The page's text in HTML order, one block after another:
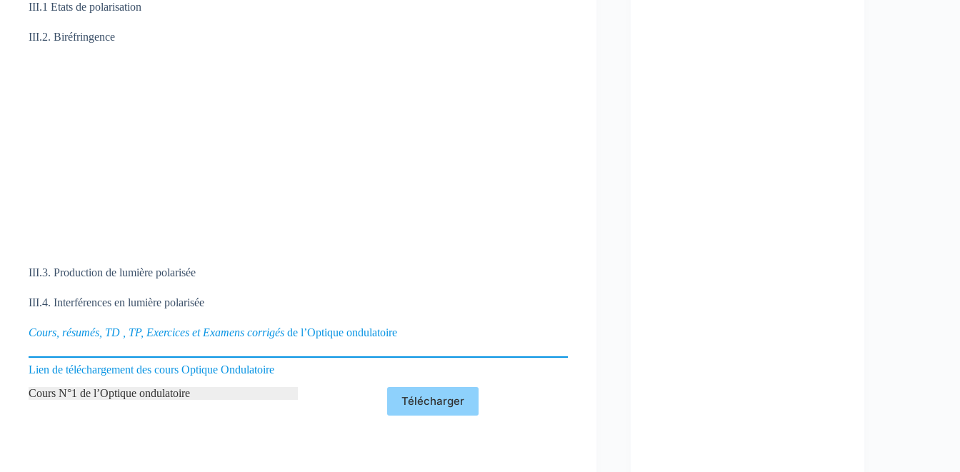
III.1 Etats de polarisation
III.2. Biréfringence
III.3. Production de lumière polarisée
III.4. Interférences en lumière polarisée
Cours, résumés, TD , TP, Exercices et Examens corrigés de l’Optique ondulatoire
Lien de téléchargement des cours​ Optique Ondulatoire
Cours N°1 de l’Optique ondulatoire
Télécharger